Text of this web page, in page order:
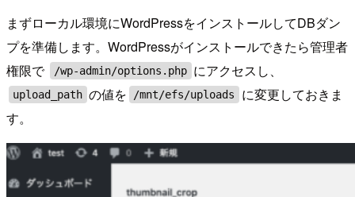
まずローカル環境にWordPressをインストールしてDBダン
プを準備します。WordPressがインストールできたら管理者
権限で
/wp-admin/options.php にアクセスし、
upload_path の値を /mnt/efs/uploads
に変更しておきま
す。